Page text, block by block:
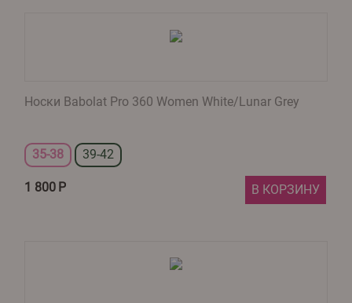
Носки Babolat Pro 360 Women White/Lunar Grey
35-38 39-42
1 800 Р В КОРЗИНУ